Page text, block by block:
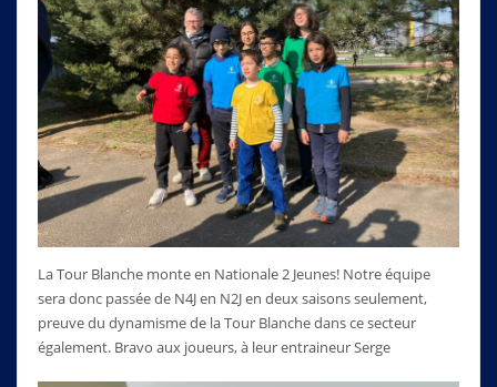
La Tour Blanche monte en Nationale 2 Jeunes! Notre équipe
sera donc passée de N4J en N2J en deux saisons seulement,
preuve du dynamisme de la Tour Blanche dans ce secteur
également. Bravo aux joueurs, à leur entraineur Serge